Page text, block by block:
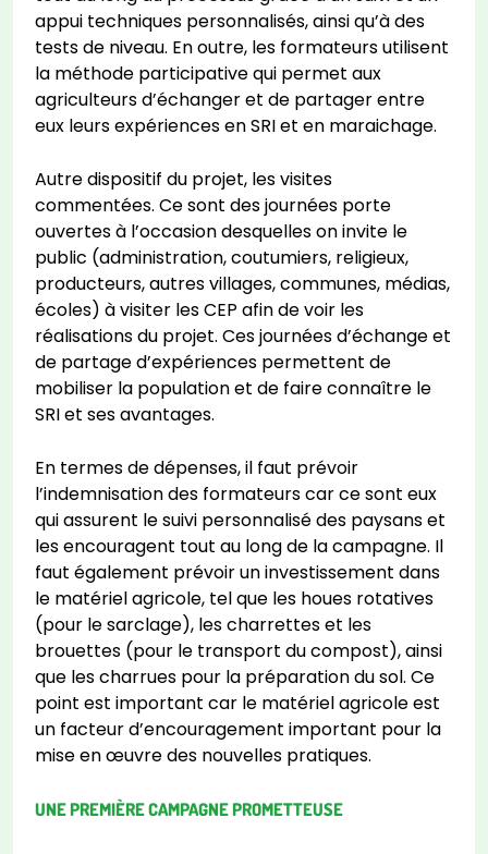
appui techniques personnalisés, ainsi qu’à des
tests de niveau. En outre, les formateurs utilisent
la méthode participative qui permet aux
agriculteurs d’échanger et de partager entre
eux leurs expériences en SRI et en maraichage.
Autre dispositif du projet, les visites
commentées. Ce sont des journées porte
ouvertes à l’occasion desquelles on invite le
public (administration, coutumiers, religieux,
producteurs, autres villages, communes, médias,
écoles) à visiter les CEP afin de voir les
réalisations du projet. Ces journées d’échange et
de partage d’expériences permettent de
mobiliser la population et de faire connaître le
SRI et ses avantages.
En termes de dépenses, il faut prévoir
l’indemnisation des formateurs car ce sont eux
qui assurent le suivi personnalisé des paysans et
les encouragent tout au long de la campagne. Il
faut également prévoir un investissement dans
le matériel agricole, tel que les houes rotatives
(pour le sarclage), les charrettes et les
brouettes (pour le transport du compost), ainsi
que les charrues pour la préparation du sol. Ce
point est important car le matériel agricole est
un facteur d’encouragement important pour la
mise en œuvre des nouvelles pratiques.
UNE PREMIÈRE CAMPAGNE PROMETTEUSE